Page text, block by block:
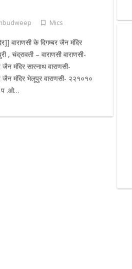
Mics
वाराणसी के दिगम्बर जैन मंदिर
, चंद्रावती – वाराणसी वाराणसी-
मंदिर सारनाथ वाराणसी-
जैन मंदिर भेलूपुर वाराणसी- २२१०१०
प .ओ…